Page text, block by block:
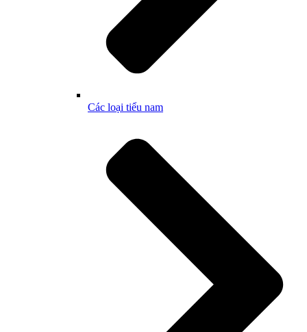
Các loại tiểu nam